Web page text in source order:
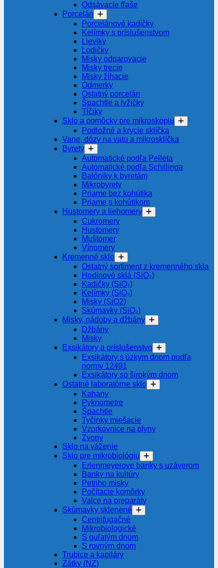
Odsávacie fľaše
Porcelán
Porcelánové kadičky
Kelímky s príslušenstvom
Lieviky
Lodičky
Misky odparovacie
Misky trecie
Misky žíhacie
Odmerky
Ostatný porcelán
Špachtle a lyžičky
Tĺčiky
Sklo a pomôcky pre mikroskopiu
Podložné a krycie sklíčka
Vane, dózy na vatu a mikrosklíčka
Byrety
Automatické podľa Pelleta
Automatické podľa Schillinga
Balóniky k byretám
Mikrobyrety
Priame bez kohútika
Priame s kohútikom
Hustomery a liehomery
Cukromery
Hustomery
Muštomer
Vínomery
Kremenné sklo
Ostatný sortiment z kremenného skla
Hodinové sklá (SiO₂)
Kadičky (SiO₂)
Kelímky (SiO₂)
Misky (SiO2)
Skúmavky (SiO₂)
Misky, nádoby a džbány
Džbány
Misky
Exsikátory a príslušenstvo
Exsikátory s úzkym dnom podľa
normy 12491
Exsikátory so širokým dnom
Ostatné laboratórne sklo
Kahany
Pyknometre
Špachtle
Tyčinky miešacie
Vzorkovnice na plyny
Zvony
Sklo na váženie
Sklo pre mikrobiológiu
Erlenmeyerove banky s uzáverom
Banky na kultúry
Petriho misky
Počítacie komôrky
Valce na preparáty
Skúmavky sklenené
Centrifugačné
Mikrobiologické
S guľatým dnom
S rovným dnom
Trubice a kapiláry
Zátky (NZ)